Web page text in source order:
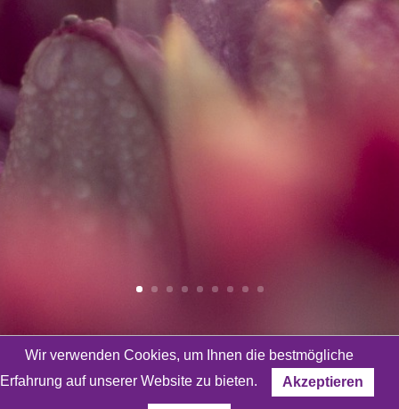
Wir verwenden Cookies, um Ihnen die bestmögliche
Erfahrung auf unserer Website zu bieten.
Akzeptieren